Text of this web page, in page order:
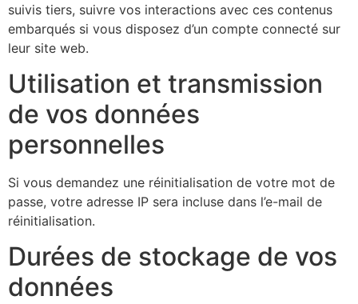
suivis tiers, suivre vos interactions avec ces contenus
embarqués si vous disposez d’un compte connecté sur
leur site web.
Utilisation et transmission
de vos données
personnelles
Si vous demandez une réinitialisation de votre mot de
passe, votre adresse IP sera incluse dans l’e-mail de
réinitialisation.
Durées de stockage de vos
données